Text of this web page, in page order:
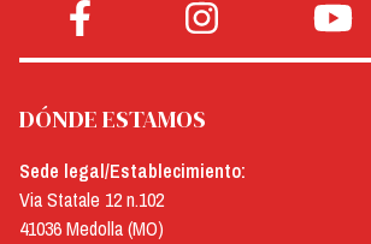
DÓNDE ESTAMOS
Sede legal/Establecimiento:
Via Statale 12 n.102
41036 Medolla (MO)